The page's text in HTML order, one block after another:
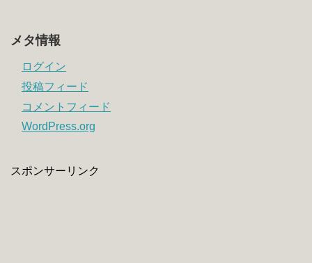
メタ情報
ログイン
投稿フィード
コメントフィード
WordPress.org
スポンサーリンク